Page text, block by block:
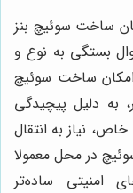
ساخت سوئیچ بنز
بستگی به نوع و
امکان ساخت سوئیچ
به دلیل پیچیدگی
نیاز به انتقال
در محل معمولا
امنیتی ساده‌تر